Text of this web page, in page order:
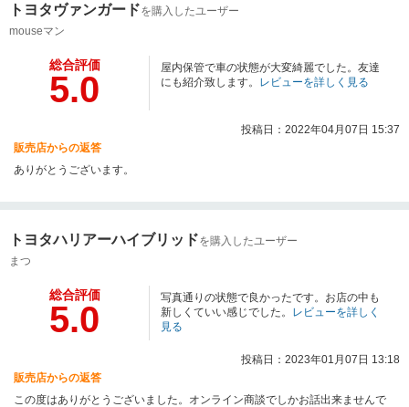
トヨタヴァンガードを購入したユーザー
mouseマン
総合評価
5.0
屋内保管で車の状態が大変綺麗でした。友達
にも紹介致します。 レビューを詳しく見る
投稿日：2022年04月07日 15:37
販売店からの返答
ありがとうございます。
トヨタハリアーハイブリッドを購入したユーザー
まつ
総合評価
5.0
写真通りの状態で良かったです。お店の中も
新しくていい感じでした。 レビューを詳しく
見る
投稿日：2023年01月07日 13:18
販売店からの返答
この度はありがとうございました。オンライン商談でしかお話出来ませんで